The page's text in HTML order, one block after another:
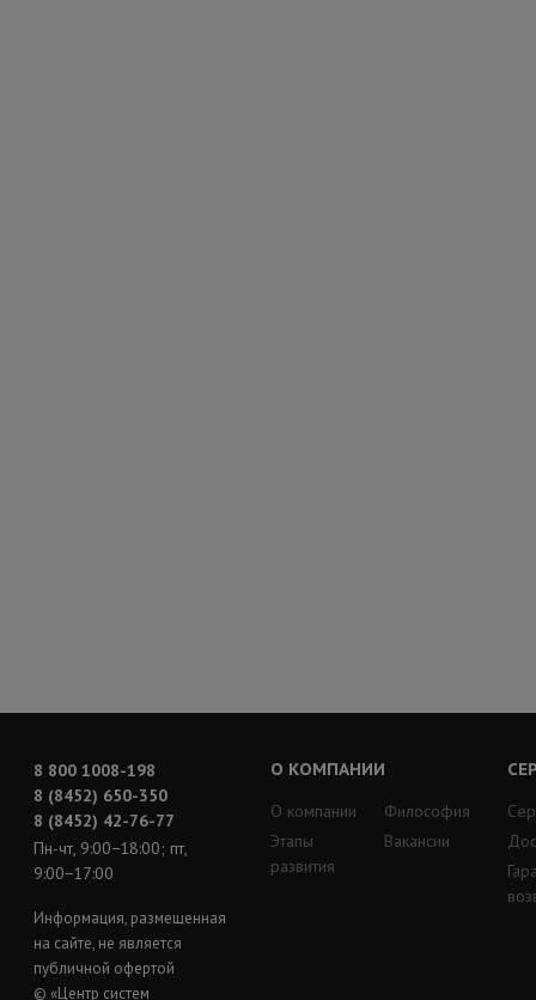
8 800 1008-198
8 (8452) 650-350
8 (8452) 42-76-77
Пн-чт, 9:00−18:00; пт,
9:00−17:00
Информация, размещенная
на сайте, не является
публичной офертой
© «Центр систем
О КОМПАНИИ
О компании
Этапы
развития
Философия
Вакансии